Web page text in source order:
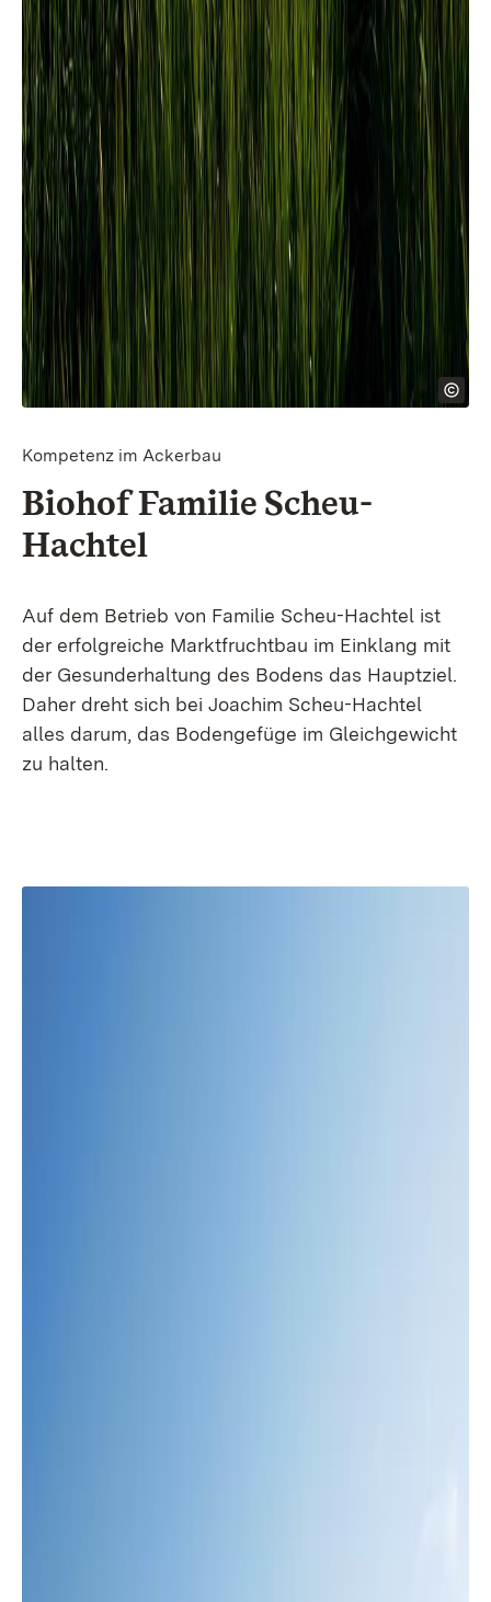
Kompetenz im Ackerbau
Biohof Familie Scheu-
Hachtel
Auf dem Betrieb von Familie Scheu-Hachtel ist
der erfolgreiche Marktfruchtbau im Einklang mit
der Gesunderhaltung des Bodens das Hauptziel.
Daher dreht sich bei Joachim Scheu-Hachtel
alles darum, das Bodengefüge im Gleichgewicht
zu halten.